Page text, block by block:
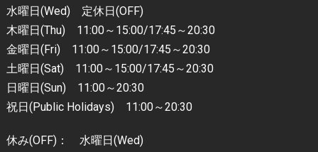
水曜日(Wed) 定休日(OFF)
木曜日(Thu) 11:00～15:00/17:45～20:30
金曜日(Fri) 11:00～15:00/17:45～20:30
土曜日(Sat) 11:00～15:00/17:45～20:30
日曜日(Sun) 11:00～20:30
祝日(Public Holidays) 11:00～20:30
休み(OFF)： 水曜日(Wed)